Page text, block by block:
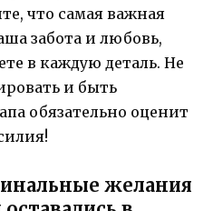
что самая важная
забота и любовь,
в каждую деталь. Не
и быть
обязательно оценит
желания